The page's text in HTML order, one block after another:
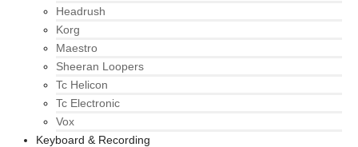
Headrush
Korg
Maestro
Sheeran Loopers
Tc Helicon
Tc Electronic
Vox
Keyboard & Recording